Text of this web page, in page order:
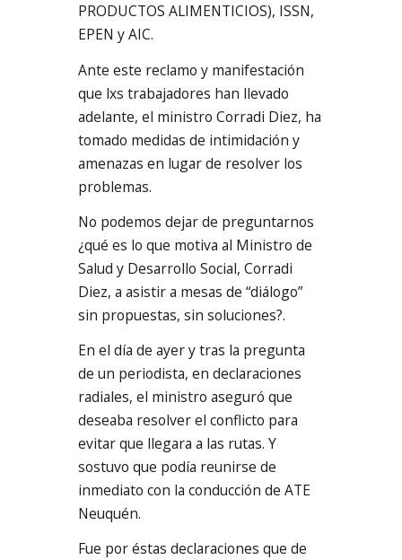
PRODUCTOS ALIMENTICIOS), ISSN,
EPEN y AIC.
Ante este reclamo y manifestación
que lxs trabajadores han llevado
adelante, el ministro Corradi Diez, ha
tomado medidas de intimidación y
amenazas en lugar de resolver los
problemas.
No podemos dejar de preguntarnos
¿qué es lo que motiva al Ministro de
Salud y Desarrollo Social, Corradi
Diez, a asistir a mesas de “diálogo”
sin propuestas, sin soluciones?.
En el día de ayer y tras la pregunta
de un periodista, en declaraciones
radiales, el ministro aseguró que
deseaba resolver el conflicto para
evitar que llegara a las rutas. Y
sostuvo que podía reunirse de
inmediato con la conducción de ATE
Neuquén.
Fue por éstas declaraciones que de